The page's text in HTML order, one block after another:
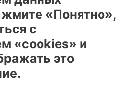
«Понятно»,
с
«cookies» и
это